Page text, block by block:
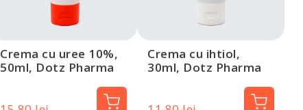
Crema cu uree 10%,
50ml, Dotz Pharma
Crema cu ihtiol,
30ml, Dotz Pharma